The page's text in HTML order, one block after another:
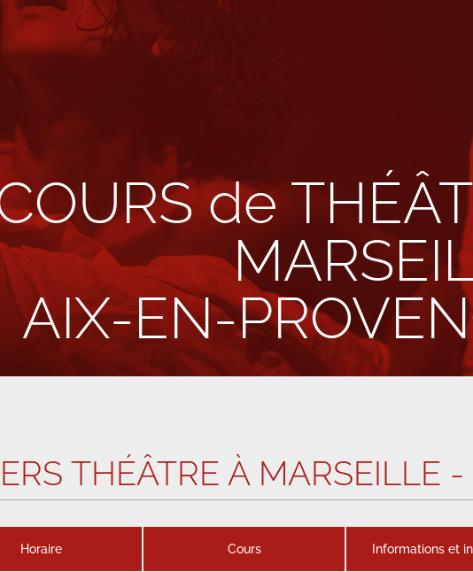
de
AIX-EN-
THÉÂTRE À MARSEILLE
Horaire Cours Informations et